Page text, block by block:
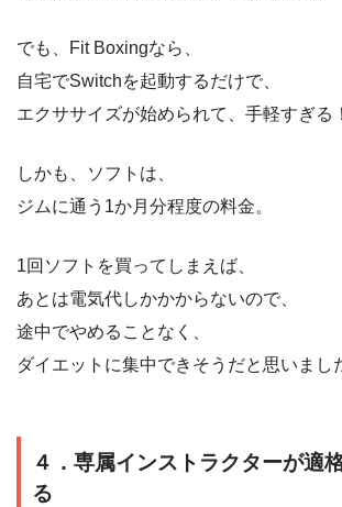
でも、Fit Boxingなら、
自宅でSwitchを起動するだけで、
エクササイズが始められて、手軽すぎる！
しかも、ソフトは、
ジムに通う1か月分程度の料金。
1回ソフトを買ってしまえば、
あとは電気代しかかからないので、
途中でやめることなく、
ダイエットに集中できそうだと思いまし
４．専属インストラクターが適
る